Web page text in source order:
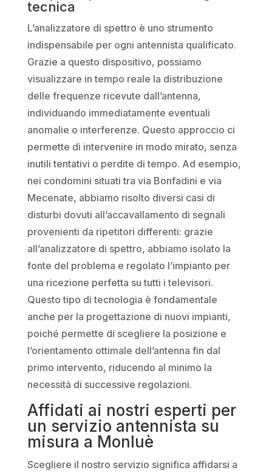
tecnica
L’analizzatore di spettro è uno strumento
indispensabile per ogni antennista qualificato.
Grazie a questo dispositivo, possiamo
visualizzare in tempo reale la distribuzione
delle frequenze ricevute dall’antenna,
individuando immediatamente eventuali
anomalie o interferenze. Questo approccio ci
permette di intervenire in modo mirato, senza
inutili tentativi o perdite di tempo. Ad esempio,
nei condomini situati tra via Bonfadini e via
Mecenate, abbiamo risolto diversi casi di
disturbi dovuti all’accavallamento di segnali
provenienti da ripetitori differenti: grazie
all’analizzatore di spettro, abbiamo isolato la
fonte del problema e regolato l’impianto per
una ricezione perfetta su tutti i televisori.
Questo tipo di tecnologia è fondamentale
anche per la progettazione di nuovi impianti,
poiché permette di scegliere la posizione e
l’orientamento ottimale dell’antenna fin dal
primo intervento, riducendo al minimo la
necessità di successive regolazioni.
Affidati ai nostri esperti per
un servizio antennista su
misura a Monluè
Scegliere il nostro servizio significa affidarsi a